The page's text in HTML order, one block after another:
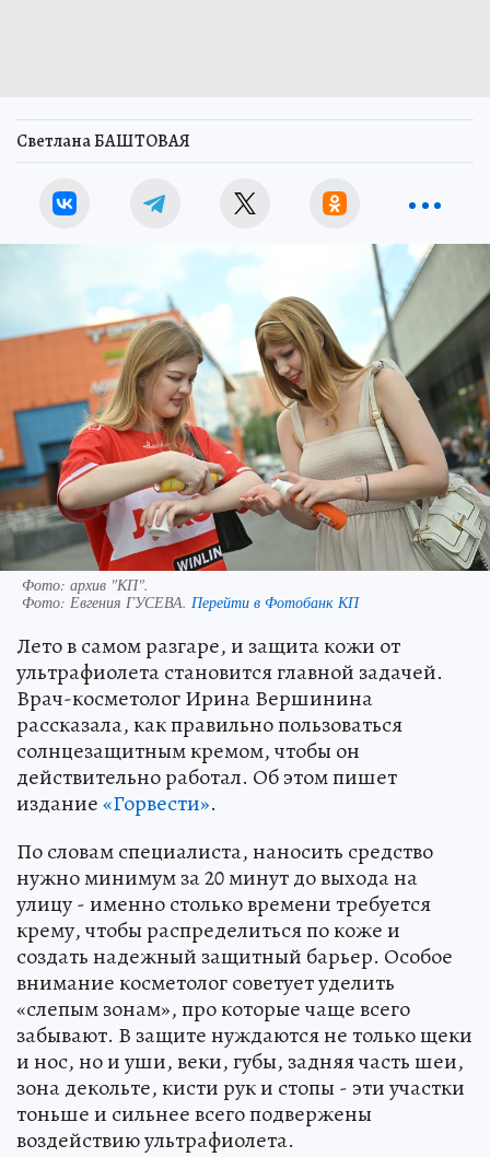
Светлана БАШТОВАЯ
Фото: архив "КП".
Фото: Евгения ГУСЕВА. Перейти в Фотобанк КП
Лето в самом разгаре, и защита кожи от
ультрафиолета становится главной задачей.
Врач-косметолог Ирина Вершинина
рассказала, как правильно пользоваться
солнцезащитным кремом, чтобы он
действительно работал. Об этом пишет
издание«Горвести».
По словам специалиста, наносить средство
нужно минимум за 20 минут до выхода на
улицу - именно столько времени требуется
крему, чтобы распределиться по коже и
создать надежный защитный барьер. Особое
внимание косметолог советует уделить
«слепым зонам», про которые чаще всего
забывают. В защите нуждаются не только щеки
и нос, но и уши, веки, губы, задняя часть шеи,
зона декольте, кисти рук и стопы - эти участки
тоньше и сильнее всего подвержены
воздействию ультрафиолета.